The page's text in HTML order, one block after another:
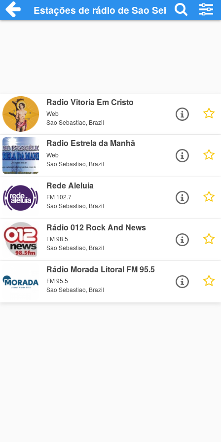
Estações de rádio de Sao Sebastiao -
Radio Vitoria Em Cristo
Web
Sao Sebastiao, Brazil
Radio Estrela da Manhã
Web
Sao Sebastiao, Brazil
Rede Aleluia
FM 102.7
Sao Sebastiao, Brazil
Rádio 012 Rock And News
FM 98.5
Sao Sebastiao, Brazil
Rádio Morada Litoral FM 95.5
FM 95.5
Sao Sebastiao, Brazil